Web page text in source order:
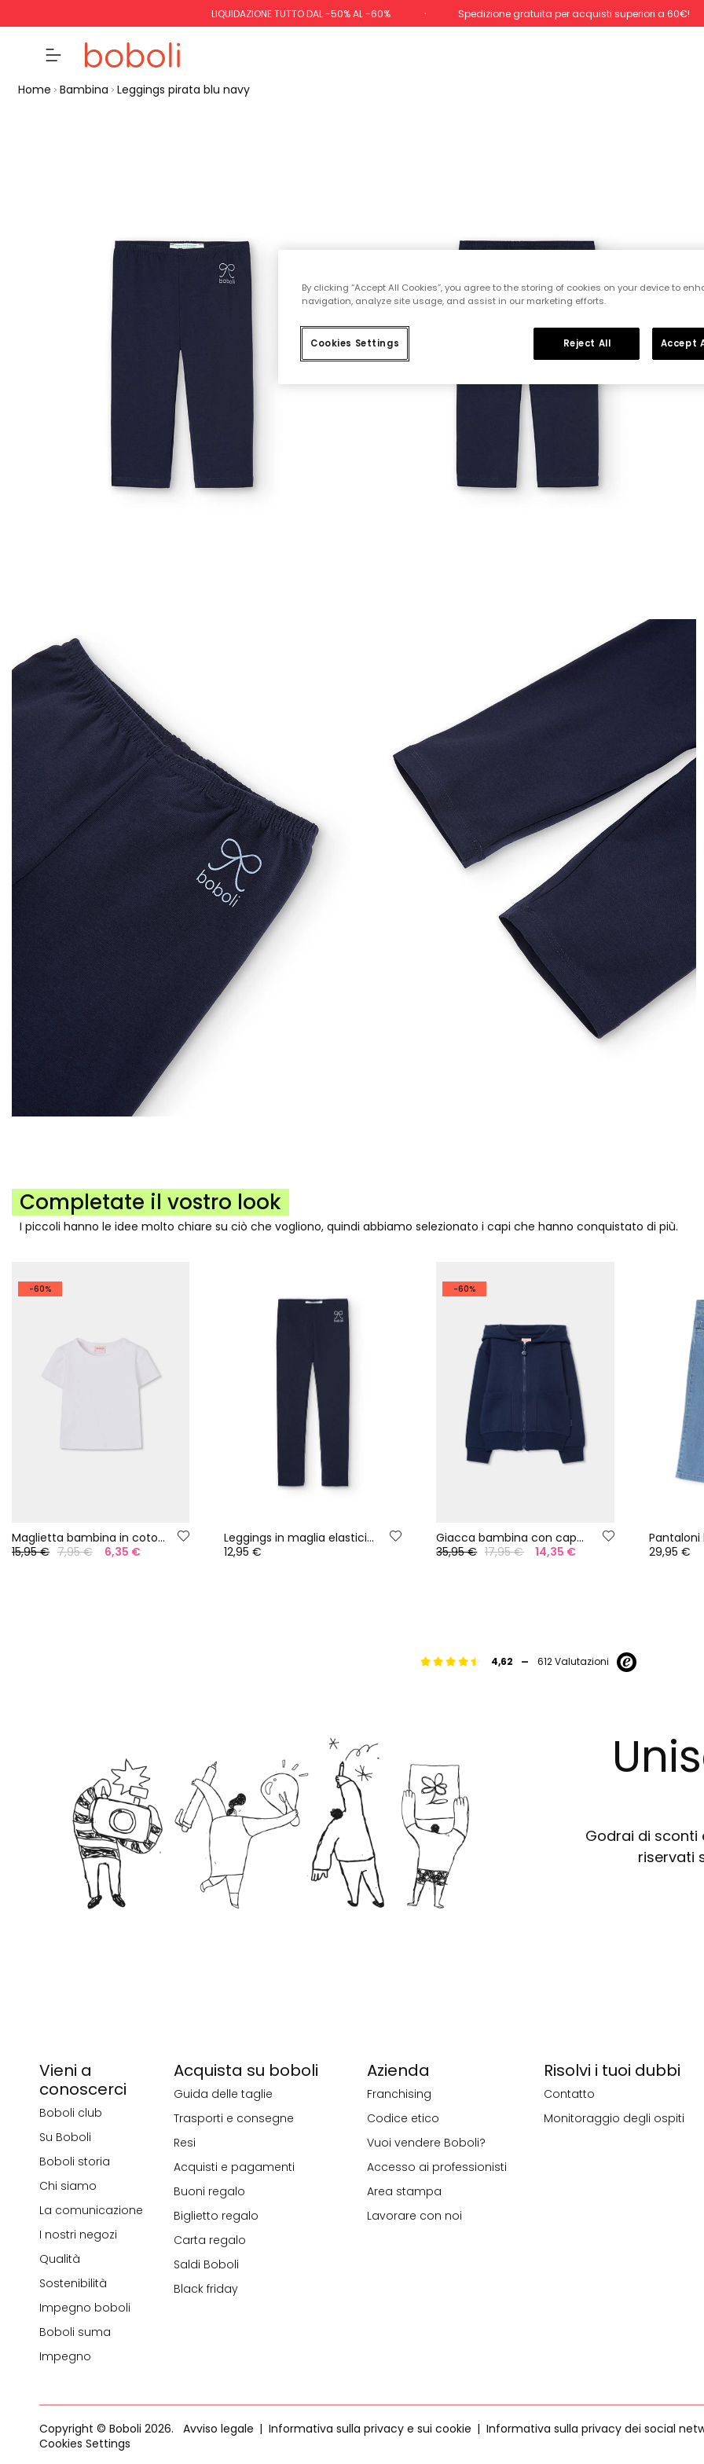
LIQUIDAZIONE TUTTO DAL -50% AL -60% Spedizione gratuita per acquisti superiori a 60€!
Home Bambina Leggings pirata blu navy
Completate il vostro look
I piccoli hanno le idee molto chiare su ciò che vogliono, quindi abbiamo selezionato i capi che hanno conquistato di più.
-60%
Maglietta bambina in cotone bianca
15,95 € 7,95 € 6,35 €
Leggings in maglia elasticizzata blu navy
12,95 €
-60%
Giacca bambina con cappuccio blu marino
35,95 € 17,95 € 14,35 € 29,95 €
4,62 - 612 Valutazioni
Godrai di sconti
riservati
Vieni a
conoscerci
Boboli club
Su Boboli
Boboli storia
Chi siamo
La comunicazione
I nostri negozi
Qualità
Sostenibilità
Impegno boboli
Boboli suma
Impegno
Acquista su boboli
Guida delle taglie
Trasporti e consegne
Resi
Acquisti e pagamenti
Buoni regalo
Biglietto regalo
Carta regalo
Saldi Boboli
Black friday
Azienda
Franchising
Codice etico
Vuoi vendere Boboli?
Accesso ai professionisti
Area stampa
Lavorare con noi
Risolvi i tuoi dubbi
Contatto
Monitoraggio degli ospiti
Copyright © Boboli 2026. Avviso legale Informativa sulla privacy e sui cookie
Informativa sulla privacy dei social
Cookies Settings
By clicking “Accept All Cookies”, you agree to the storing of cookies on your device to
navigation, analyze site usage, and assist in our marketing efforts.
Cookies Settings Reject All Accept